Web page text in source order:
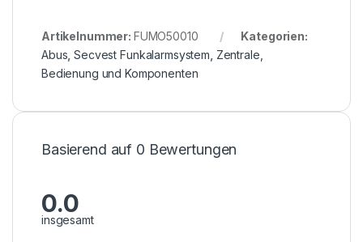
Artikelnummer: FUMO50010
Kategorien:
Abus ,Secvest Funkalarmsystem Zentrale,
Bedienung und Komponenten
Basierend auf 0 Bewertungen
0.0
insgesamt